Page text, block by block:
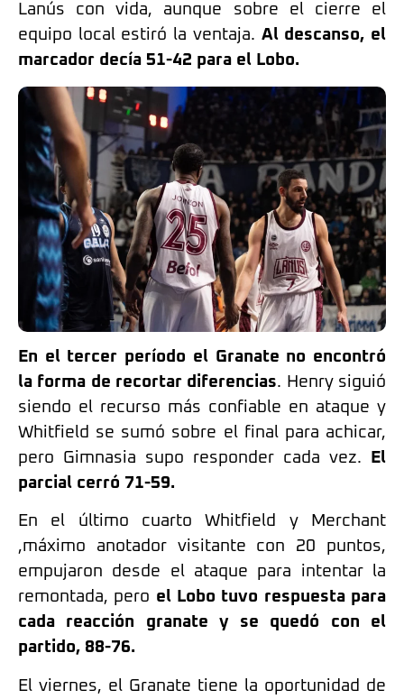
Lanús con vida, aunque sobre el cierre el
equipo local estiró la ventaja. Al descanso, el
marcador decía 51-42 para el Lobo.
En el tercer período el Granate no encontró
la forma de recortar diferencias. Henry siguió
siendo el recurso más confiable en ataque y
Whitfield se sumó sobre el final para achicar,
pero Gimnasia supo responder cada vez.
El
parcial cerró 71-59.
En el último cuarto Whitfield y Merchant
,máximo anotador visitante con 20 puntos,
empujaron desde el ataque para intentar la
remontada, pero el Lobo tuvo respuesta para
cada reacción granate y se quedó con el
partido, 88-76.
El viernes, el Granate tiene la oportunidad de